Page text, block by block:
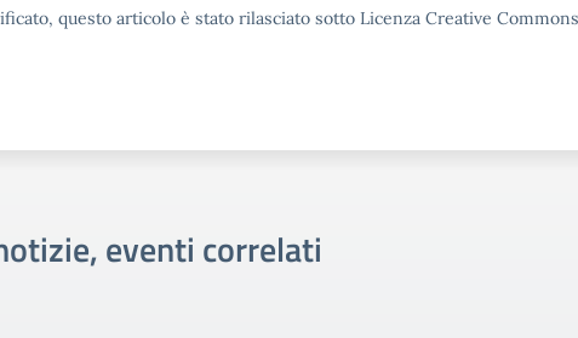
questo articolo è stato rilasciato sotto Licenza Creative
eventi correlati